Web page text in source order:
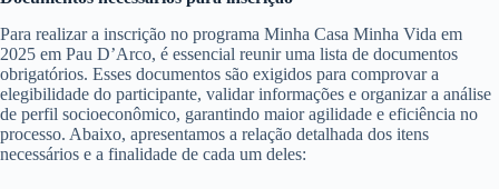
Para realizar a inscrição no programa Minha Casa Minha Vida em
2025 em Pau D’Arco, é essencial reunir uma lista de documentos
obrigatórios. Esses documentos são exigidos para comprovar a
elegibilidade do participante, validar informações e organizar a análise
de perfil socioeconômico, garantindo maior agilidade e eficiência no
processo. Abaixo, apresentamos a relação detalhada dos itens
necessários e a finalidade de cada um deles: